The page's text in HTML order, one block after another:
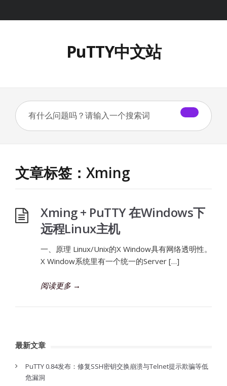
PuTTY中文站
文章标签：Xming
Xming + PuTTY 在Windows下
远程Linux主机
一、原理 Linux/Unix的X Window具有网络透明性。
X Window系统里有一个统一的Server […]
阅读更多 →
最新文章
PuTTY 0.84发布：修复SSH密钥交换崩溃与Telnet提示欺骗等低
危漏洞